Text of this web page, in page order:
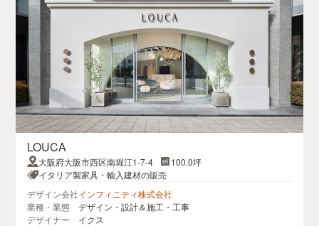
LOUCA
大阪府大阪市西区南堀江1-7-4
100.0坪
イタリア製家具・輸入建材の販売
デザイン会社インフィニティ株式会社
業種・業態
デザイン・設計＆施工・工事
デザイナー
イクス